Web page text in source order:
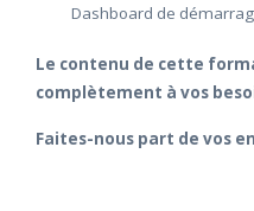
Dashboard de
Le contenu de cette
complètement à vos
Faites-nous part de vos